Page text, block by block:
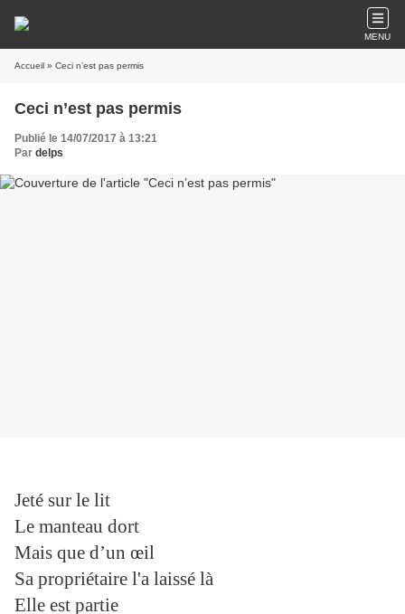
MENU
Accueil » Ceci n’est pas permis
Ceci n’est pas permis
Publié le 14/07/2017 à 13:21
Par delps
Jeté sur le lit
Le manteau dort
Mais que d’un œil
Sa propriétaire l'a laissé là
Elle est partie